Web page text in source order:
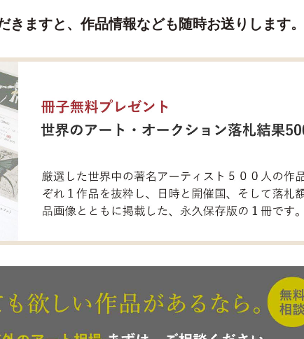
きますと、作品情報なども随時お送りします。